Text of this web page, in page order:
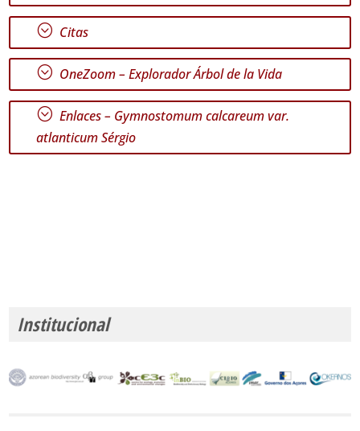
; Citas
; OneZoom – Explorador Árbol de la Vida
; Enlaces – Gymnostomum calcareumvar.
atlanticum Sérgio
Institucional